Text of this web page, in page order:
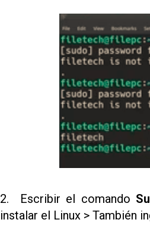
2. Escribir el comando Su
instalar el Linux > También